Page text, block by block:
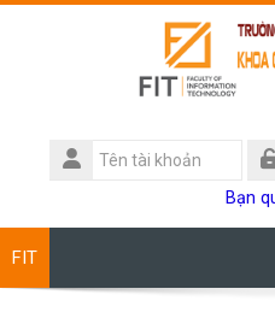
Tên
tài
Bạn
FIT